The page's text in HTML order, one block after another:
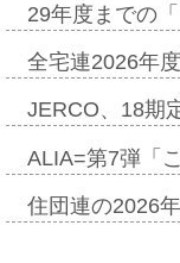
29年度までの
全宅連2026年
JERCO、18期
ALIA=第7弾「
住団連の2026